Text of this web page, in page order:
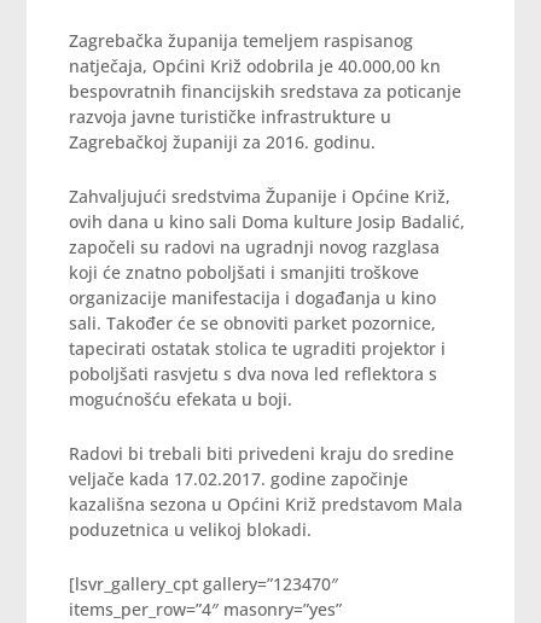
Zagrebačka županija temeljem raspisanog
natječaja, Općini Križ odobrila je 40.000,00 kn
bespovratnih financijskih sredstava za poticanje
razvoja javne turističke infrastrukture u
Zagrebačkoj županiji za 2016. godinu.
Zahvaljujući sredstvima Županije i Općine Križ,
ovih dana u kino sali Doma kulture Josip Badalić,
započeli su radovi na ugradnji novog razglasa
koji će znatno poboljšati i smanjiti troškove
organizacije manifestacija i događanja u kino
sali. Također će se obnoviti parket pozornice,
tapecirati ostatak stolica te ugraditi projektor i
poboljšati rasvjetu s dva nova led reflektora s
mogućnošću efekata u boji.
Radovi bi trebali biti privedeni kraju do sredine
veljače kada 17.02.2017. godine započinje
kazališna sezona u Općini Križ predstavom Mala
poduzetnica u velikoj blokadi.
[lsvr_gallery_cpt gallery=”123470″
items_per_row=”4″ masonry=”yes”